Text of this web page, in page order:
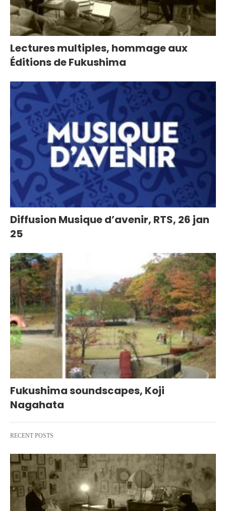
Lectures multiples, hommage aux
Éditions de Fukushima
Diffusion Musique d’avenir, RTS, 26 jan
25
Fukushima soundscapes, Koji
Nagahata
RECENT POSTS